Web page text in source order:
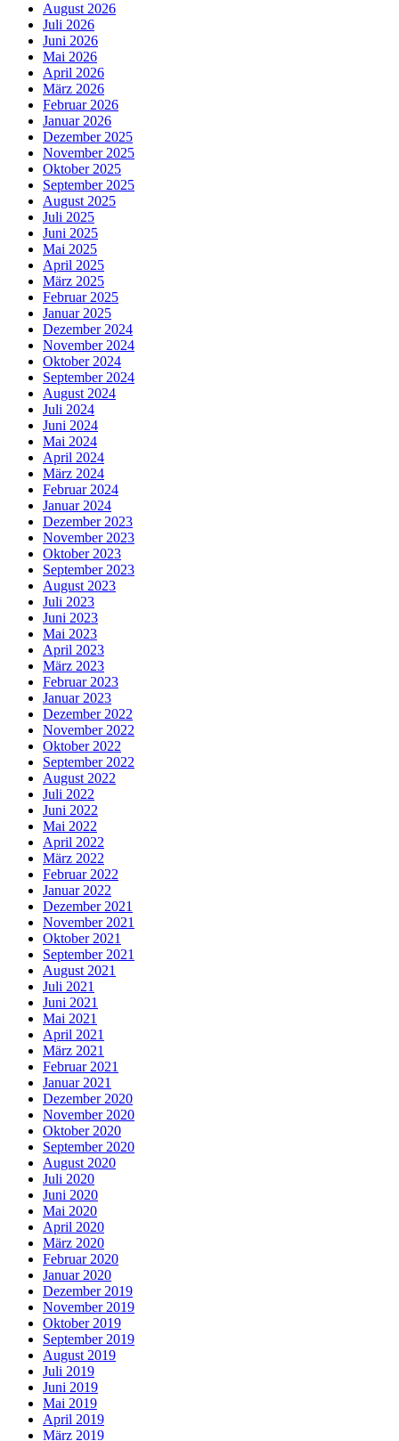
August 2026
Juli 2026
Juni 2026
Mai 2026
April 2026
März 2026
Februar 2026
Januar 2026
Dezember 2025
November 2025
Oktober 2025
September 2025
August 2025
Juli 2025
Juni 2025
Mai 2025
April 2025
März 2025
Februar 2025
Januar 2025
Dezember 2024
November 2024
Oktober 2024
September 2024
August 2024
Juli 2024
Juni 2024
Mai 2024
April 2024
März 2024
Februar 2024
Januar 2024
Dezember 2023
November 2023
Oktober 2023
September 2023
August 2023
Juli 2023
Juni 2023
Mai 2023
April 2023
März 2023
Februar 2023
Januar 2023
Dezember 2022
November 2022
Oktober 2022
September 2022
August 2022
Juli 2022
Juni 2022
Mai 2022
April 2022
März 2022
Februar 2022
Januar 2022
Dezember 2021
November 2021
Oktober 2021
September 2021
August 2021
Juli 2021
Juni 2021
Mai 2021
April 2021
März 2021
Februar 2021
Januar 2021
Dezember 2020
November 2020
Oktober 2020
September 2020
August 2020
Juli 2020
Juni 2020
Mai 2020
April 2020
März 2020
Februar 2020
Januar 2020
Dezember 2019
November 2019
Oktober 2019
September 2019
August 2019
Juli 2019
Juni 2019
Mai 2019
April 2019
März 2019